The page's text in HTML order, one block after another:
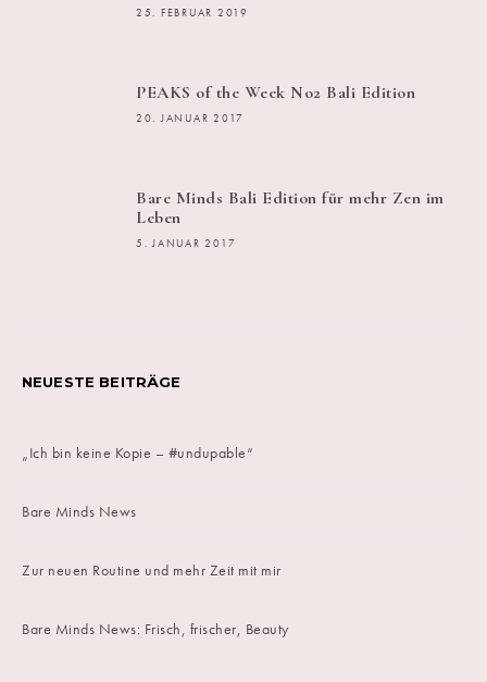
25. FEBRUAR 2019
PEAKS of the Week No2 Bali Edition
20. JANUAR 2017
Bare Minds Bali Edition für mehr Zen im
Leben
5. JANUAR 2017
NEUESTE BEITRÄGE
„Ich bin keine Kopie – #undupable“
Bare Minds News
Zur neuen Routine und mehr Zeit mit mir
Bare Minds News: Frisch, frischer, Beauty